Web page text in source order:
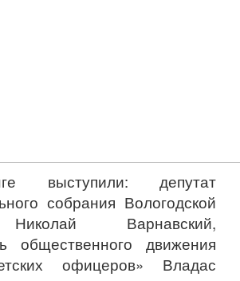
выступили: депутат
собрания Вологодской
Варнавский,
общественного движения
офицеров» Владас